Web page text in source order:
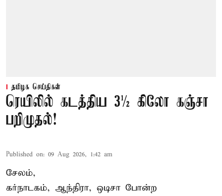
தமிழக செய்திகள்
ரெயிலில் கடத்திய 3½ கிலோ கஞ்சா
பறிமுதல்!
Published on: 09 Aug 2026, 1:42 am
சேலம்,
கர்நாடகம், ஆந்திரா, ஒடிசா போன்ற